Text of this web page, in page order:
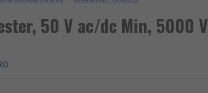
50 V ac/dc Min, 5000 V